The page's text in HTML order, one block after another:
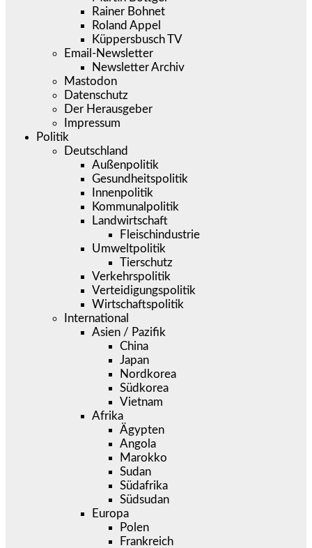
Rainer Bohnet
Roland Appel
Küppersbusch TV
Email-Newsletter
Newsletter Archiv
Mastodon
Datenschutz
Der Herausgeber
Impressum
Politik
Deutschland
Außenpolitik
Gesundheitspolitik
Innenpolitik
Kommunalpolitik
Landwirtschaft
Fleischindustrie
Umweltpolitik
Tierschutz
Verkehrspolitik
Verteidigungspolitik
Wirtschaftspolitik
International
Asien / Pazifik
China
Japan
Nordkorea
Südkorea
Vietnam
Afrika
Ägypten
Angola
Marokko
Sudan
Südafrika
Südsudan
Europa
Polen
Frankreich